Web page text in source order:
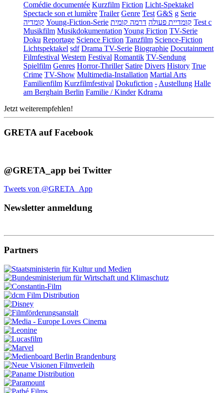
Comédie documentée Kurzfilm Fiction Licht-Spektakel
Spectacle son et lumière Trailer Genre Test G&S g Serie
קומדיה Young-Fiction-Serie קומדיית פעולה דרמה קומית
Test c
Musikfilm MusikdokumentationYoung Fiction TV-Serie
Doku Reportage Science Fiction Tanzfilm Science-Fiction
Lichtspektakel sdf Drama TV-Serie Biographie Docutainment
Filmfestival Western Festival Romantik TV-Sendung
Spielfilm Genres Horror-Thriller Satire Divers History True
Crime TV-Show Multimedia-Installation Martial Arts
Familienfilm Kurzfilmfestival Dokufiction -Austellung Halle
am Berghain Berlin Familie / Kinder Kdrama
Jetzt weiterempfehlen!
GRETA auf Facebook
@GRETA_app bei Twitter
Tweets von @GRETA_App
Newsletter anmeldung
Partners